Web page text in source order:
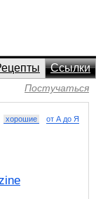
Ссылки
Постучаться
хорошие от А до Я